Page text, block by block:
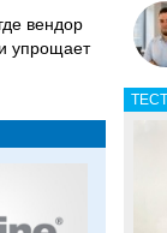
вендор
упрощает